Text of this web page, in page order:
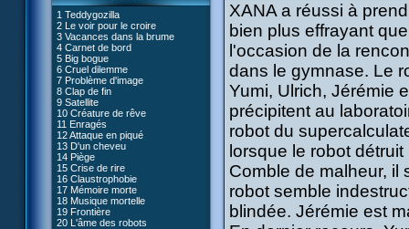
1 Teddygozilla
2 Le voir pour le croire
3 Vacances dans la brume
4 Carnet de bord
5 Big bogue
6 Cruel dilemme
7 Problème d'image
8 Clap de fin
9 Satellite
10 Créature de rêve
11 Enragés
12 Attaque en piqué
13 D'un cheveu
14 Piège
15 Crise de rire
16 Claustrophobie
17 Mémoire morte
18 Musique mortelle
19 Frontière
20 L'âme des robots
27 Nouvelle donne
28 Terre inconnue
29 Exploration
30 Un grand jour
31 Mister Pück
32 Saint Valentin
33 Mix final
34 Chaînon manquant
35 Les jeux sont faits
36 Marabounta
37 Intérêt commun
38 Tentation
39 Mauvaise conduite
40 Contagion
41 Ultimatum
42 Désordre
43 Mon meilleur ennemi
66 Renaissance
67 Mauvaise réplique
68 Première partie
69 Double foyer
70 Skidbladnir
71 Premier voyage
72 Leçon de choses
73 Réplika
74 Je préfère ne pas en parler !
75 Corps céleste
76 Le lac
77 Torpilles virtuelles
78 Expérience
79 Arachnophobie
#01 - XANA 2.0
#02 - Cortex
#03 - Spectromania
#04 - Madame Einstein
#05 - Rivalité
#06 - Soupçons
#07 - Compte-à-rebours
#08 - Virus
XANA a réussi à
bien plus effrayant
l'occasion de la
dans le gymnase. Le
Yumi, Ulrich, Jérémie
précipitent au
robot du
lorsque le robot
Comble de malheur, il
robot semble
blindée. Jérémie est